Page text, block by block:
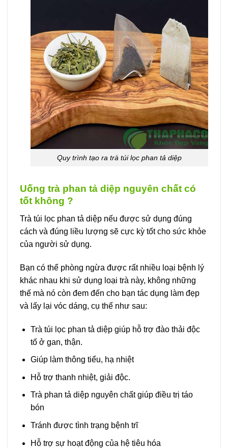
Quy trình tạo ra trà túi lọc phan tả diệp
Uống trà phan tả diệp nguyên chất có
tốt không ?
Trà túi lọc phan tả diệp nếu được sử dụng đúng
cách và đúng liều lượng sẽ cực kỳ tốt cho sức khỏe
của người sử dụng.
Bạn có thể phòng ngừa được rất nhiều loại bệnh lý
khác nhau khi sử dụng loại trà này, không những
thế mà nó còn đem đến cho bạn tác dụng làm đẹp
và lấy lại vóc dáng, cụ thể như sau:
Trà túi lọc phan tả diệp giúp hỗ trợ đào thải độc
tố ở gan, thận.
Giúp làm thông tiểu, hạ nhiệt
Hỗ trợ thanh nhiệt, giải độc.
Trà phan tả diệp nguyên chất giúp điều trị táo
bón
Tránh được tình trạng bệnh trĩ
Hỗ trợ sự hoạt động của hệ tiêu hóa